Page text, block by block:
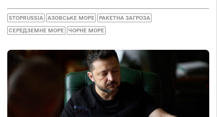
STOPRUSSIA АЗОВСЬКЕ МОРЕ РАКЕТНА ЗАГРОЗА
СЕРЕДЗЕМНЕ МОРЕ ЧОРНЕ МОРЕ